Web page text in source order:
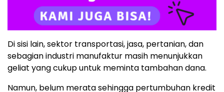
Di sisi lain, sektor transportasi, jasa, pertanian, dan
sebagian industri manufaktur masih menunjukkan
geliat yang cukup untuk meminta tambahan dana.
Namun, belum merata sehingga pertumbuhan kredit